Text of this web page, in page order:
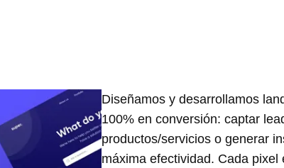
Diseñamos y desarrollamos
100% en conversión: captar
productos/servicios o generar
máxima efectividad. Cada pixel